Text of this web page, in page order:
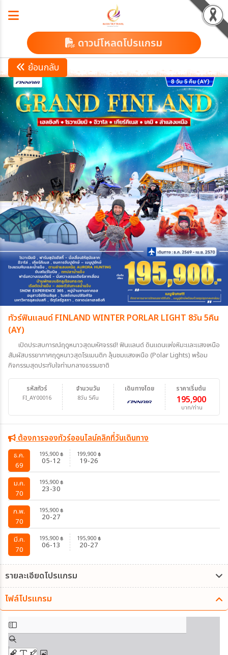
ดาวน์โหลดโปรแกรม
ย้อนกลับ
ทัวร์ฟินแลนด์ FINLAND WINTER PORLAR LIGHT 8วัน 5คืน
(AY)
เปิดประสบการณ์ฤดูหนาวสุดมหัศจรรย์! ฟินแลนด์ ดินแดนแห่งหิมะและแสงเหนือ
สัมผัสบรรยากาศฤดูหนาวสุดโรแมนติก ลุ้นชมแสงเหนือ (Polar Lights) พร้อม
กิจกรรมสุดประทับใจท่ามกลางธรรมชาติ
รหัสทัวร์
FI_AY00016
จำนวนวัน
8วัน 5คืน
ราคาเริ่มต้น
195,900
บาท/ท่าน
เดินทางโดย
ต้องการจองทัวร์ออนไลน์คลิกที่วันเดินทาง
ธ.ค.
69
195,900 ฿
05-12
199,900 ฿
19-26
ม.ค.
70
195,900 ฿
23-30
ก.พ.
70
195,900 ฿
20-27
มี.ค.
70
195,900 ฿
06-13
195,900 ฿
20-27
รายละเอียดโปรแกรม
ไฟล์โปรแกรม